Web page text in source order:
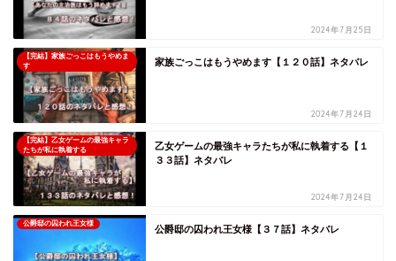
2024年7月25日
【完結】家族ごっこはもうやめま
す
家族ごっこはもうやめます【１２０話】ネタバレ
2024年7月24日
【完結】乙女ゲームの最強キャラ
たちが私に執着する
乙女ゲームの最強キャラたちが私に執着する【１
３３話】ネタバレ
2024年7月24日
公爵邸の囚われ王女様
公爵邸の囚われ王女様【３７話】ネタバレ